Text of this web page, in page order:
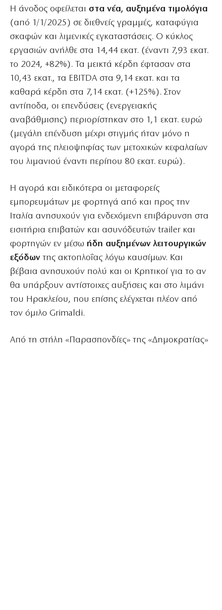
Η άνοδος οφείλεται στα νέα, αυξημένα τιμολόγια
(από 1/1/2025) σε διεθνείς γραμμές, καταφύγια
σκαφών και λιμενικές εγκαταστάσεις. Ο κύκλος
εργασιών ανήλθε στα 14,44 εκατ. (έναντι 7,93 εκατ.
το 2024, +82%). Τα μεικτά κέρδη έφτασαν στα
10,43 εκατ., τα EBITDA στα 9,14 εκατ. και τα
καθαρά κέρδη στα 7,14 εκατ. (+125%). Στον
αντίποδα, οι επενδύσεις (ενεργειακής
αναβάθμισης) περιορίστηκαν στο 1,1 εκατ. ευρώ
(μεγάλη επένδυση μέχρι στιγμής ήταν μόνο η
αγορά της πλειοψηφίας των μετοχικών κεφαλαίων
του λιμανιού έναντι περίπου 80 εκατ. ευρώ).
Η αγορά και ειδικότερα οι μεταφορείς
εμπορευμάτων με φορτηγά από και προς την
Ιταλία ανησυχούν για ενδεχόμενη επιβάρυνση στα
εισιτήρια επιβατών και ασυνόδευτών trailer και
φορτηγών εν μέσω ήδη αυξημένων λειτουργικών
εξόδων της ακτοπλοΐας λόγω καυσίμων. Και
βέβαια ανησυχούν πολύ και οι Κρητικοί για το αν
θα υπάρξουν αντίστοιχες αυξήσεις και στο λιμάνι
του Ηρακλείου, που επίσης ελέγχεται πλέον από
τον όμιλο Grimaldi.
Από τη στήλη «Παρασπονδίες» της «Δημοκρατίας»